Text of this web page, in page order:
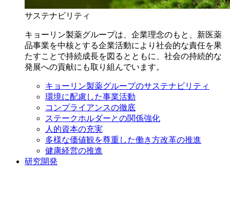
サステナビリティ
キョーリン製薬グループは、企業理念のもと、新医薬
品事業を中核とする企業活動により社会的な責任を果
たすことで持続成長を図るとともに、社会の持続的な
発展への貢献にも取り組んでいます。
キョーリン製薬グループのサステナビリティ
環境に配慮した事業活動
コンプライアンスの徹底
ステークホルダーとの関係強化
人的資本の充実
多様な価値観を尊重した働き方改革の推進
健康経営の推進
研究開発